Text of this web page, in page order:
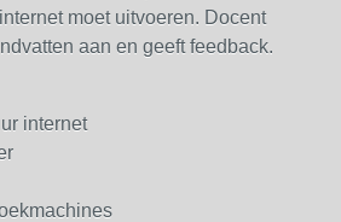
moet uitvoeren. Docent
aan en geeft feedback.
internet